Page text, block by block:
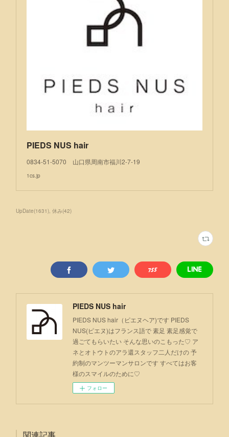
PIEDS NUS hair
0834-51-5070 山口県周南市福川2-7-19
1cs.jp
UpDate(1631) 休み(42)
PIEDS NUS hair
PIEDS NUS hair（ピエヌヘア)です PIEDS
NUS(ピエヌ)はフランス語で 素足 素足感覚で
過ごてもらいたい そんな思いのこもった♡ ア
ネとオトウトのアラ還スタッフ二人だけの 予
約制のマンツーマンサロンです すべてはお客
様のスマイルのために♡
フォロー